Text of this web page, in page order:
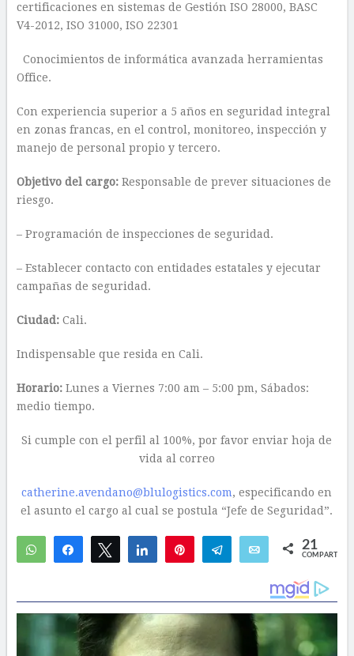
certificaciones en sistemas de Gestión ISO 28000, BASC
V4-2012, ISO 31000, ISO 22301
Conocimientos de informática avanzada herramientas
Office.
Con experiencia superior a 5 años en seguridad integral
en zonas francas, en el control, monitoreo, inspección y
manejo de personal propio y tercero.
Objetivo del cargo:Responsable de prever situaciones de
riesgo.
– Programación de inspecciones de seguridad.
– Establecer contacto con entidades estatales y ejecutar
campañas de seguridad.
Ciudad:Cali.
Indispensable que resida en Cali.
Horario:Lunes a Viernes 7:00 am – 5:00 pm, Sábados:
medio tiempo.
Si cumple con el perfil al 100%, por favor enviar hoja de
vida al correo
catherine.avendano@blulogistics.com, especificando en
el asunto el cargo al cual se postula “Jefe de Seguridad”.
WhatsAppCompartirTwittear Compartir Telegram Email 21
COMPARTIR